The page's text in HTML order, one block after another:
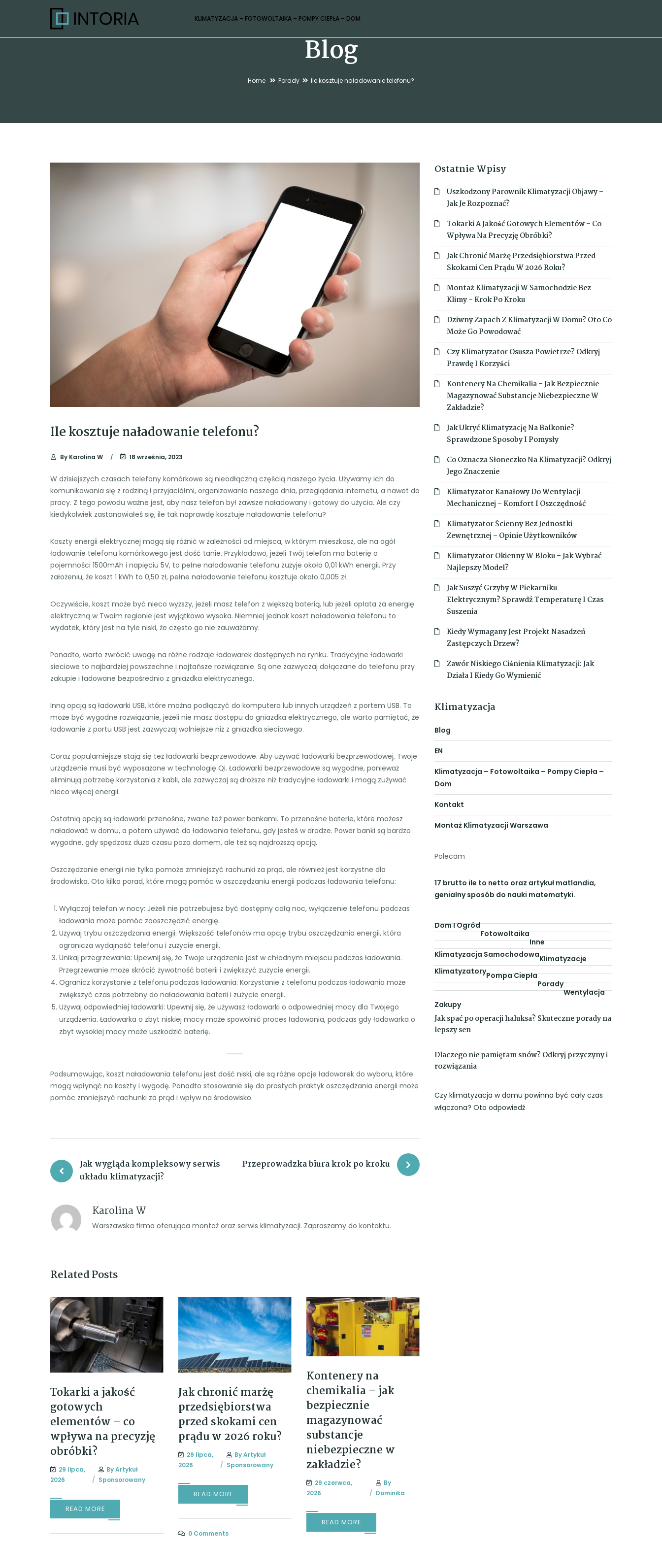
KLIMATYZACJA – FOTOWOLTAIKA – POMPY CIEPŁA – DOM
Blog
Home Porady Ile kosztuje naładowanie telefonu?
Ile kosztuje naładowanie telefonu?
By Karolina W 18 września, 2023
W dzisiejszych czasach telefony komórkowe są nieodłączną częścią naszego życia. Używamy ich do
komunikowania się z rodziną i przyjaciółmi, organizowania naszego dnia, przeglądania internetu, a nawet do
pracy. Z tego powodu ważne jest, aby nasz telefon był zawsze naładowany i gotowy do użycia. Ale czy
kiedykolwiek zastanawiałeś się, ile tak naprawdę kosztuje naładowanie telefonu?
Koszty energii elektrycznej mogą się różnić w zależności od miejsca, w którym mieszkasz, ale na ogół
ładowanie telefonu komórkowego jest dość tanie. Przykładowo, jeżeli Twój telefon ma baterię o
pojemności 1500mAh i napięciu 5V, to pełne naładowanie telefonu zużyje około 0,01 kWh energii. Przy
założeniu, że koszt 1 kWh to 0,50 zł, pełne naładowanie telefonu kosztuje około 0,005 zł.
Oczywiście, koszt może być nieco wyższy, jeżeli masz telefon z większą baterią, lub jeżeli opłata za energię
elektryczną w Twoim regionie jest wyjątkowo wysoka. Niemniej jednak koszt naładowania telefonu to
wydatek, który jest na tyle niski, że często go nie zauważamy.
Ponadto, warto zwrócić uwagę na różne rodzaje ładowarek dostępnych na rynku. Tradycyjne ładowarki
sieciowe to najbardziej powszechne i najtańsze rozwiązanie. Są one zazwyczaj dołączane do telefonu przy
zakupie i ładowane bezpośrednio z gniazdka elektrycznego.
Inną opcją są ładowarki USB, które można podłączyć do komputera lub innych urządzeń z portem USB. To
może być wygodne rozwiązanie, jeżeli nie masz dostępu do gniazdka elektrycznego, ale warto pamiętać, że
ładowanie z portu USB jest zazwyczaj wolniejsze niż z gniazdka sieciowego.
Coraz popularniejsze stają się też ładowarki bezprzewodowe. Aby używać ładowarki bezprzewodowej, Twoje
urządzenie musi być wyposażone w technologię Qi. Ładowarki bezprzewodowe są wygodne, ponieważ
eliminują potrzebę korzystania z kabli, ale zazwyczaj są droższe niż tradycyjne ładowarki i mogą zużywać
nieco więcej energii.
Ostatnią opcją są ładowarki przenośne, zwane też power bankami. To przenośne baterie, które możesz
naładować w domu, a potem używać do ładowania telefonu, gdy jesteś w drodze. Power banki są bardzo
wygodne, gdy spędzasz dużo czasu poza domem, ale też są najdroższą opcją.
Oszczędzanie energii nie tylko pomoże zmniejszyć rachunki za prąd, ale również jest korzystne dla
środowiska. Oto kilka porad, które mogą pomóc w oszczędzaniu energii podczas ładowania telefonu:
Wyłączaj telefon w nocy: Jeżeli nie potrzebujesz być dostępny całą noc, wyłączenie telefonu podczas
ładowania może pomóc zaoszczędzić energię.
Używaj trybu oszczędzania energii: Większość telefonów ma opcję trybu oszczędzania energii, która
ogranicza wydajność telefonu i zużycie energii.
Unikaj przegrzewania: Upewnij się, że Twoje urządzenie jest w chłodnym miejscu podczas ładowania.
Przegrzewanie może skrócić żywotność baterii i zwiększyć zużycie energii.
Ogranicz korzystanie z telefonu podczas ładowania: Korzystanie z telefonu podczas ładowania może
zwiększyć czas potrzebny do naładowania baterii i zużycie energii.
Używaj odpowiedniej ładowarki: Upewnij się, że używasz ładowarki o odpowiedniej mocy dla Twojego
urządzenia. Ładowarka o zbyt niskiej mocy może spowolnić proces ładowania, podczas gdy ładowarka o
zbyt wysokiej mocy może uszkodzić baterię.
Podsumowując, koszt naładowania telefonu jest dość niski, ale są różne opcje ładowarek do wyboru, które
mogą wpłynąć na koszty i wygodę. Ponadto stosowanie się do prostych praktyk oszczędzania energii może
pomóc zmniejszyć rachunki za prąd i wpływ na środowisko.
wpisu
Jak wygląda kompleksowy serwis
układu klimatyzacji?
Przeprowadzka biura krok po kroku
Karolina W
Warszawska firma oferująca montaż oraz serwis klimatyzacji. Zapraszamy do kontaktu.
Related Posts
Tokarki a jakość
gotowych
elementów – co
wpływa na precyzję
obróbki?
29 lipca,
2026
ByArtykuł
Sponsorowany
READ MORE
Jak chronić marżę
przedsiębiorstwa
przed skokami cen
prądu w 2026 roku?
29 lipca,
2026
ByArtykuł
Sponsorowany
READ MORE
0 Comments
Kontenery na
chemikalia – jak
bezpiecznie
magazynować
substancje
niebezpieczne w
zakładzie?
29 czerwca,
2026
By
Dominika
READ MORE
Ostatnie Wpisy
Uszkodzony Parownik Klimatyzacji Objawy –
Jak Je Rozpoznać?
Tokarki A Jakość Gotowych Elementów – Co
Wpływa Na Precyzję Obróbki?
Jak Chronić Marżę Przedsiębiorstwa Przed
Skokami Cen Prądu W 2026 Roku?
Montaż Klimatyzacji W Samochodzie Bez
Klimy – Krok Po Kroku
Dziwny Zapach Z Klimatyzacji W Domu? Oto Co
Może Go Powodować
Czy Klimatyzator Osusza Powietrze? Odkryj
Prawdę I Korzyści
Kontenery Na Chemikalia – Jak Bezpiecznie
Magazynować Substancje Niebezpieczne W
Zakładzie?
Jak Ukryć Klimatyzację Na Balkonie?
Sprawdzone Sposoby I Pomysły
Co Oznacza Słoneczko Na Klimatyzacji? Odkryj
Jego Znaczenie
Klimatyzator Kanałowy Do Wentylacji
Mechanicznej – Komfort I Oszczędność
Klimatyzator Ścienny Bez Jednostki
Zewnętrznej – Opinie Użytkowników
Klimatyzator Okienny W Bloku – Jak Wybrać
Najlepszy Model?
Jak Suszyć Grzyby W Piekarniku
Elektrycznym? Sprawdź Temperaturę I Czas
Suszenia
Kiedy Wymagany Jest Projekt Nasadzeń
Zastępczych Drzew?
Zawór Niskiego Ciśnienia Klimatyzacji: Jak
Działa I Kiedy Go Wymienić
Klimatyzacja
Blog
EN
Klimatyzacja – Fotowoltaika – Pompy Ciepła –
Dom
Kontakt
Montaż Klimatyzacji Warszawa
Polecam
17 brutto ile to netto oraz artykuł matlandia,
genialny sposób do nauki matematyki.
Dom I Ogród
Fotowoltaika
Inne
Klimatyzacja SamochodowaKlimatyzacje
KlimatyzatoryPompa Ciepła
Porady
Wentylacja
Zakupy
Jak spać po operacji haluksa? Skuteczne porady na
lepszy sen
Dlaczego nie pamiętam snów? Odkryj przyczyny i
rozwiązania
Czy klimatyzacja w domu powinna być cały czas
włączona? Oto odpowiedź